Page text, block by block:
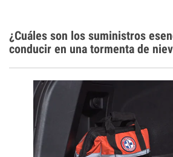
¿Cuáles son los suministros
conducir en una tormenta de